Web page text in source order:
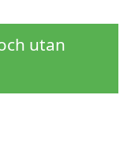
utan